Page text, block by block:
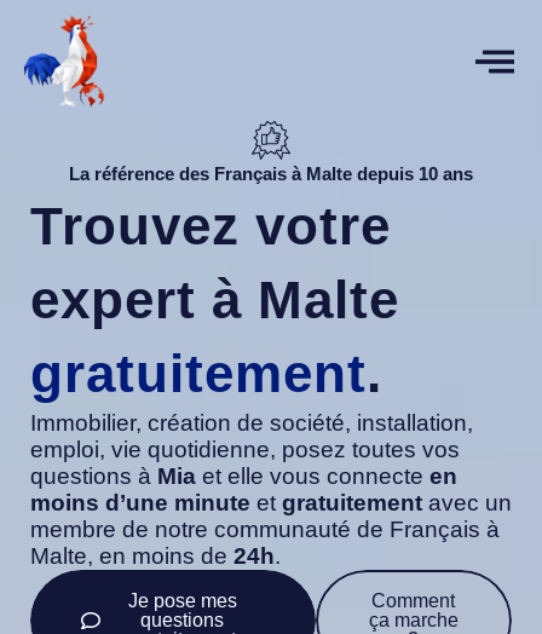
contenu
La référence des Français à Malte depuis 10 ans
Trouvez votre
expert à Malte
gratuitement.
Immobilier, création de société, installation,
emploi, vie quotidienne, posez toutes vos
questions à Mia et elle vous connecte en
moins d’une minute et gratuitement avec un
membre de notre communauté de Français à
Malte, en moins de 24h.
Je pose mes
questions
Comment
ça marche